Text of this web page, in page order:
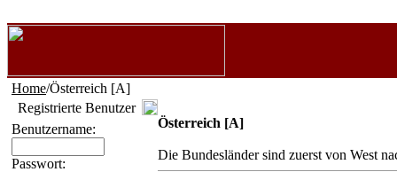
Home/Österreich [A]
Registrierte Benutzer
Benutzername:
Passwort:
Österreich [A]
Die Bundesländer sind zuerst von West